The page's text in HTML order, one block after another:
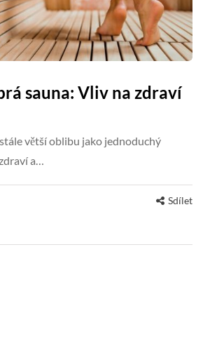
sauna: Vliv na zdraví
větší oblibu jako jednoduchý
a…
Sdílet